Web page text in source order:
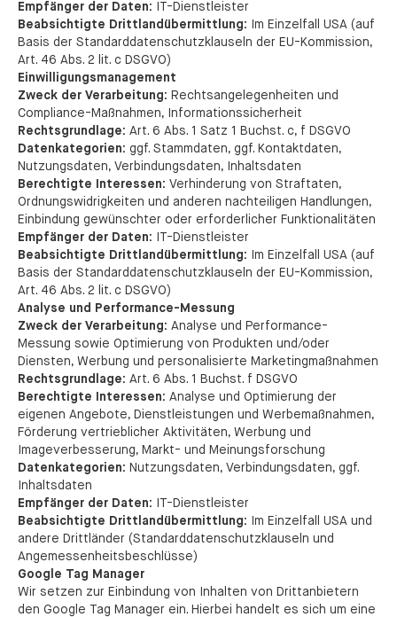
Empfänger der Daten: IT-Dienstleister
Beabsichtigte Drittlandübermittlung:
Im Einzelfall USA (auf
Basis der Standarddatenschutzklauseln der EU-Kommission,
Art. 46 Abs. 2 lit. c DSGVO)
Einwilligungsmanagement
Zweck der Verarbeitung: Rechtsangelegenheiten und
Compliance-Maßnahmen, Informationssicherheit
Rechtsgrundlage: Art. 6 Abs. 1 Satz 1 Buchst. c, f DSGVO
Datenkategorien: ggf. Stammdaten, ggf. Kontaktdaten,
Nutzungsdaten, Verbindungsdaten, Inhaltsdaten
Berechtigte Interessen: Verhinderung von Straftaten,
Ordnungswidrigkeiten und anderen nachteiligen Handlungen,
Einbindung gewünschter oder erforderlicher Funktionalitäten
Empfänger der Daten: IT-Dienstleister
Beabsichtigte Drittlandübermittlung:
Im Einzelfall USA (auf
Basis der Standarddatenschutzklauseln der EU-Kommission,
Art. 46 Abs. 2 lit. c DSGVO)
Analyse und Performance-Messung
Zweck der Verarbeitung: Analyse und Performance-
Messung sowie Optimierung von Produkten und/oder
Diensten, Werbung und personalisierte Marketingmaßnahmen
Rechtsgrundlage: Art. 6 Abs. 1 Buchst. f DSGVO
Berechtigte Interessen: Analyse und Optimierung der
eigenen Angebote, Dienstleistungen und Werbemaßnahmen,
Förderung vertrieblicher Aktivitäten, Werbung und
Imageverbesserung, Markt- und Meinungsforschung
Datenkategorien: Nutzungsdaten, Verbindungsdaten, ggf.
Inhaltsdaten
Empfänger der Daten: IT-Dienstleister
Beabsichtigte Drittlandübermittlung: Im Einzelfall USA und
andere Drittländer (Standarddatenschutzklauseln und
Angemessenheitsbeschlüsse)
Google Tag Manager
Wir setzen zur Einbindung von Inhalten von Drittanbietern
den Google Tag Manager ein. Hierbei handelt es sich um eine